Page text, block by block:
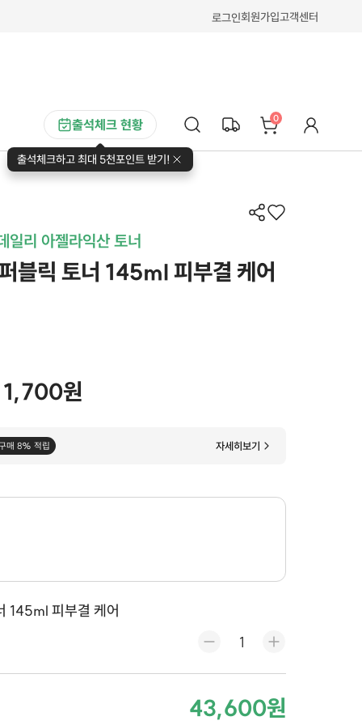
로그인회원가입고객센터
출석체크 현황
출석체크하고 최대 5천포인트 받기!
0
일리 아젤라익산 토너
블릭 토너 145ml 피부결 케어
원
매 8% 적립 자세히보기
145ml 피부결 케어
43,600원